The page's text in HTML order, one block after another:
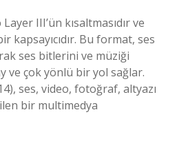
III’ün kısaltmasıdır ve
kapsayıcıdır. Bu format, ses
ses bitlerini ve müziği
ve çok yönlü bir yol sağlar.
ses, video, fotoğraf, altyazı
bir multimedya